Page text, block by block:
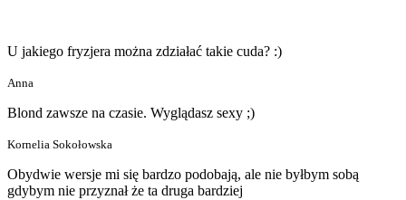
U jakiego fryzjera można zdziałać takie cuda? :)
Anna
Blond zawsze na czasie. Wyglądasz sexy ;)
Kornelia Sokołowska
Obydwie wersje mi się bardzo podobają, ale nie byłbym sobą
gdybym nie przyznał że ta druga bardziej